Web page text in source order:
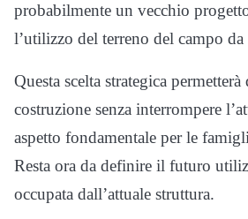
probabilmente un vecchio
l’utilizzo del terreno del campo
Questa scelta strategica
costruzione senza interrompere
aspetto fondamentale per le
Resta ora da definire il futuro
occupata dall’attuale struttura.